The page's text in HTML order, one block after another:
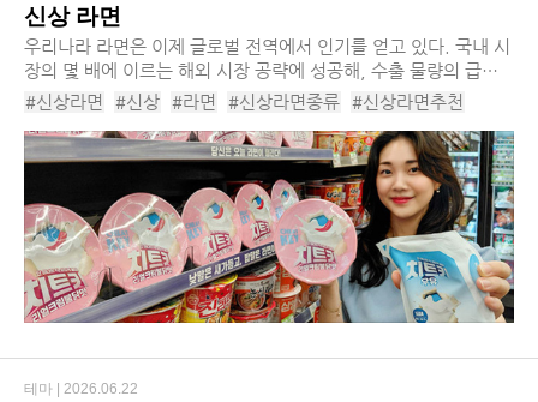
신상 라면
​우리나라 라면은 이제 글로벌 전역에서 인기를 얻고 있다. 국내 시
장의 몇 배에 이르는 해외 시장 공략에 성공해, 수출 물량의 급증
으로 인해 업계 전체가 호황이다. 작년 라면 수출액은 사상 최초로
#신상라면 #신상 #라면 #신상라면종류 #신상라면추천
#라면신상 #라면추천 #농심신라면로제 #하림치킨왕라면
#오뚜기로열라면 #농신순라면 #농심라뽁구리큰사발면
테마 | 2026.06.22